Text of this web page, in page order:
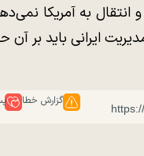
به آمریکا
ایرانی باید بر آن
گزارش خطا